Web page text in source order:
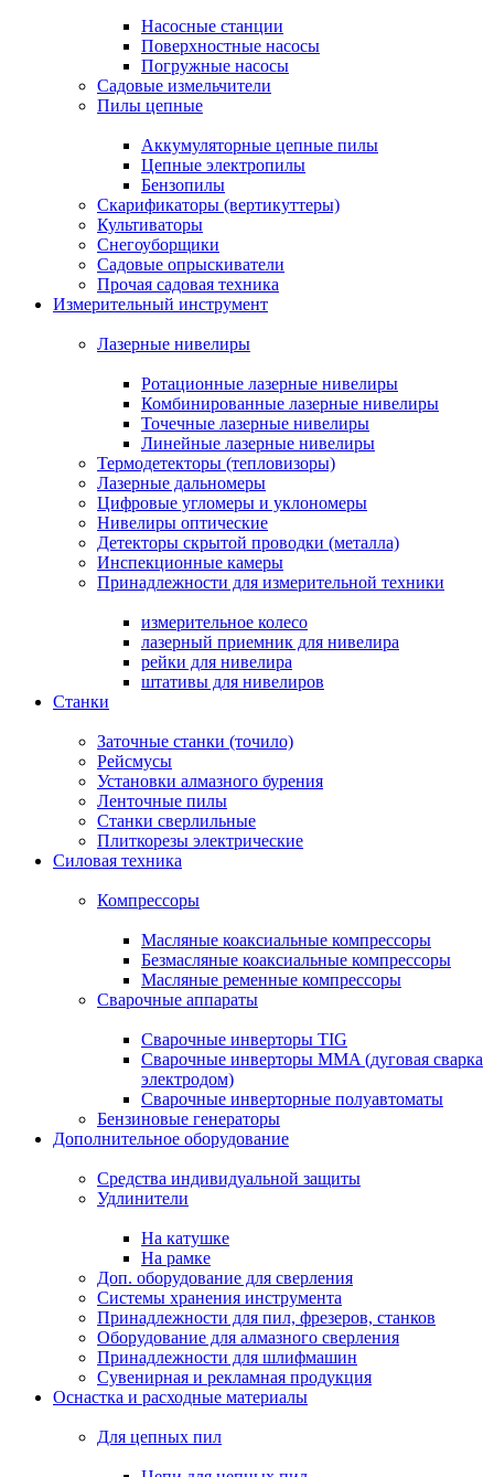
Насосные станции
Поверхностные насосы
Погружные насосы
Садовые измельчители
Пилы цепные
Аккумуляторные цепные пилы
Цепные электропилы
Бензопилы
Скарификаторы (вертикуттеры)
Культиваторы
Снегоуборщики
Садовые опрыскиватели
Прочая садовая техника
Измерительный инструмент
Лазерные нивелиры
Ротационные лазерные нивелиры
Комбинированные лазерные нивелиры
Точечные лазерные нивелиры
Линейные лазерные нивелиры
Термодетекторы (тепловизоры)
Лазерные дальномеры
Цифровые угломеры и уклономеры
Нивелиры оптические
Детекторы скрытой проводки (металла)
Инспекционные камеры
Принадлежности для измерительной техники
измерительное колесо
лазерный приемник для нивелира
рейки для нивелира
штативы для нивелиров
Станки
Заточные станки (точило)
Рейсмусы
Установки алмазного бурения
Ленточные пилы
Станки сверлильные
Плиткорезы электрические
Силовая техника
Компрессоры
Масляные коаксиальные компрессоры
Безмасляные коаксиальные компрессоры
Масляные ременные компрессоры
Сварочные аппараты
Сварочные инверторы TIG
Сварочные инверторы MMA (дуговая сварка
электродом)
Сварочные инверторные полуавтоматы
Бензиновые генераторы
Дополнительное оборудование
Средства индивидуальной защиты
Удлинители
На катушке
На рамке
Доп. оборудование для сверления
Системы хранения инструмента
Принадлежности для пил, фрезеров, станков
Оборудование для алмазного сверления
Принадлежности для шлифмашин
Сувенирная и рекламная продукция
Оснастка и расходные материалы
Для цепных пил